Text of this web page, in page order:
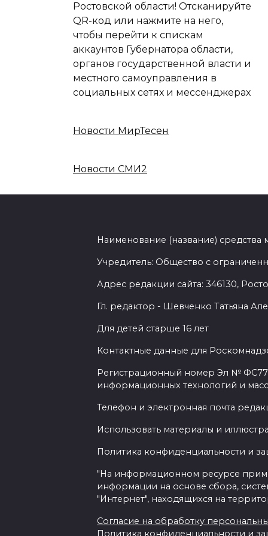
Ростовской области! Отсканируйте
QR-код или нажмите на него,
чтобы перейти к спискам
аккаунтов Губернатора области,
органов государственной власти и
местного самоуправления в
социальных сетях и мессенджерах
Новости МирТесен
Новости СМИ2
Наименование (название)
Учредитель: Общество с
Адрес редакции сайта: 346130,
Гл. редактор - Шевченко Татьяна
Для детей старше 16 лет
Контактные данные для
Регистрационный номер Эл №
информационных технологий и
Телефон и электронная почта
Использовать материалы и
Политика конфиденциальности и
"На информационном ресурсе
информации на основе сбора,
"Интернет", находящихся на
Согласие на обработку
Политика конфиденциальности и